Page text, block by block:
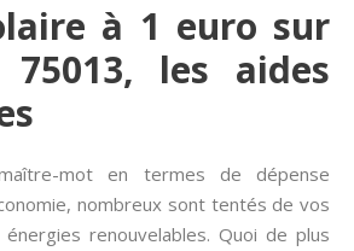
à 1 euro sur
les aides
mot en termes de dépense
nombreux sont tentés de vos
renouvelables. Quoi de plus